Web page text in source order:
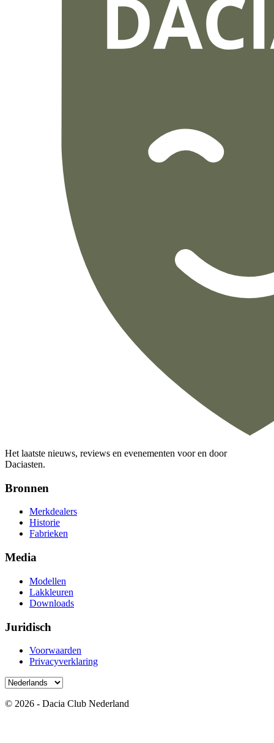
Het laatste nieuws, reviews en evenementen voor en door
Daciasten.
Bronnen
Merkdealers
Historie
Fabrieken
Media
Modellen
Lakkleuren
Downloads
Juridisch
Voorwaarden
Privacyverklaring
© 2026 - Dacia Club Nederland